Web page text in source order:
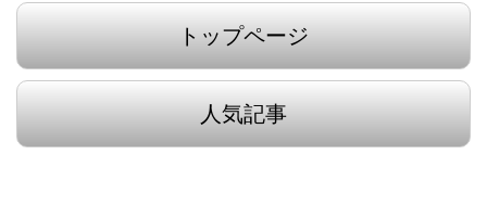
トップページ
人気記事